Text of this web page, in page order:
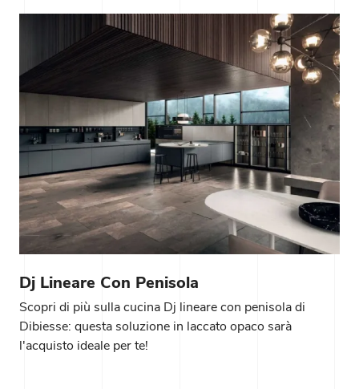
Dj Lineare Con Penisola
Scopri di più sulla cucina Dj lineare con penisola di
Dibiesse: questa soluzione in laccato opaco sarà
l'acquisto ideale per te!